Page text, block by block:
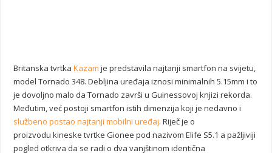
Britanska tvrtkaKazam je predstavila najtanji smartfon na svijetu,
model Tornado 348. Debljina uređaja iznosi minimalnih 5.15mm i to
je dovoljno malo da Tornado završi u Guinessovoj knjizi rekorda.
Međutim, već postoji smartfon istih dimenzija koji je nedavno i
službeno postao najtanji mobilni uređaj. Riječ je o
proizvodu kineske tvrtke Gionee pod nazivom Elife S5.1 a pažljiviji
pogled otkriva da se radi o dva vanjštinom identična